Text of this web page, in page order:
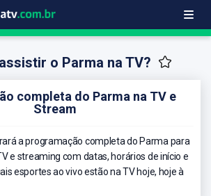
o Parma na TV?
completa do Parma na TV e
Stream
a programação completa do Parma para
e streaming com datas, horários de início e
esportes ao vivo estão na TV hoje, hoje à